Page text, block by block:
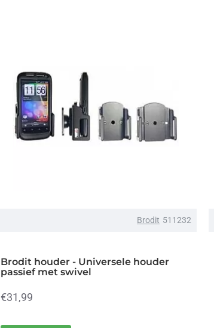
Brodit 511232
Brodit houder - Universele houder
passief met swivel
€31,99